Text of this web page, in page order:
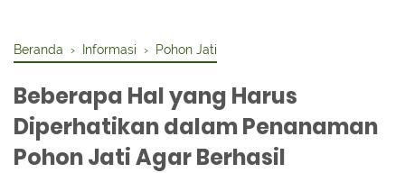
Beranda › Informasi › Pohon Jati
Beberapa Hal yang Harus
Diperhatikan dalam Penanaman
Pohon Jati Agar Berhasil